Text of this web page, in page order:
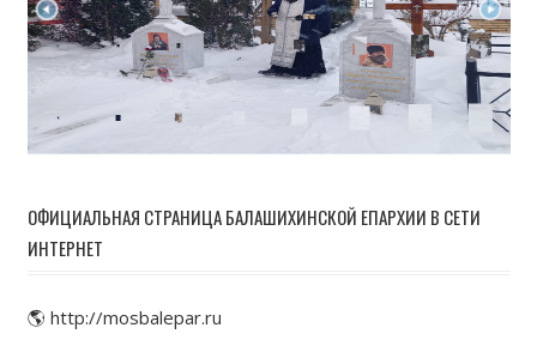
ОФИЦИАЛЬНАЯ СТРАНИЦА БАЛАШИХИНСКОЙ ЕПАРХИИ В СЕТИ
ИНТЕРНЕТ
🌎 http://mosbalepar.ru